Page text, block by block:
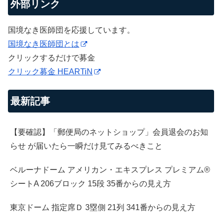
外部リンク
国境なき医師団を応援しています。
国境なき医師団とは
クリックするだけで募金
クリック募金 HEARTiN
最新記事
【要確認】「郵便局のネットショップ」会員退会のお知
らせ が届いたら一瞬だけ見てみるべきこと
ベルーナドーム アメリカン・エキスプレス プレミアム®
シートA 206ブロック 15段 35番からの見え方
東京ドーム 指定席Ｄ 3塁側 21列 341番からの見え方